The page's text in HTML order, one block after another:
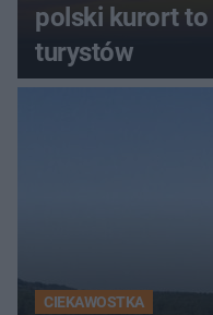
polski kurort to
turystów
CIEKAWOSTKA